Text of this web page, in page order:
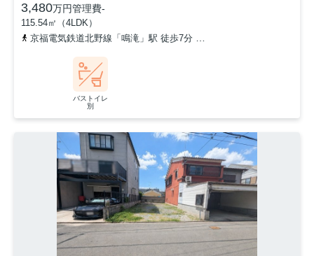
3,480万円管理費-
115.54㎡（4LDK）
京福電気鉄道北野線「鳴滝」駅 徒歩7分
バストイレ
別